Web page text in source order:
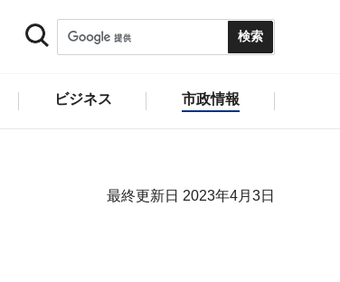
ビジネス 市政情報
最終更新日 2023年4月3日